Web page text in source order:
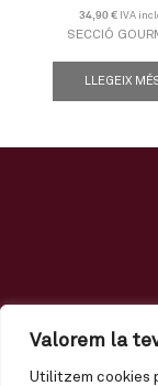
Valorem la
Utilitzem cookies
34,90 €IVA
SECCIÓ
LLEGEIX
Regals